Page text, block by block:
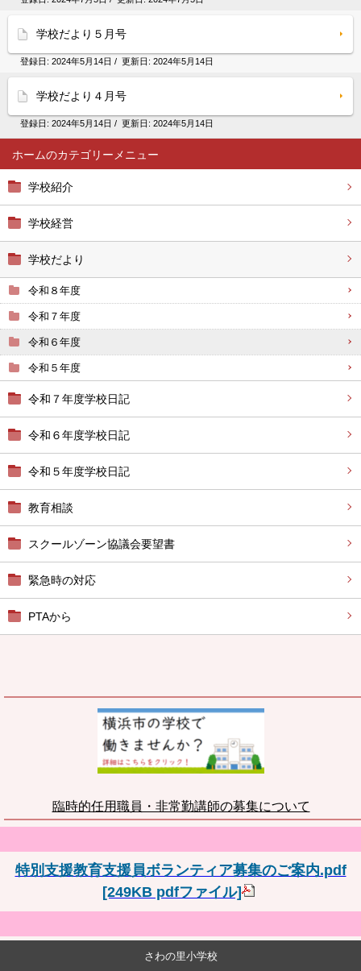
ホーム
学校紹介
学校経営
学校だより
令和８年度
令和７年度
令和６年度
令和５年度
令和７年度学校日記
令和６年度学校日記
令和５年度学校日記
教育相談
スクールゾーン協議会要望書
緊急時の対応
PTAから
臨時的任用職員・非常勤講師の募集について
特別支援教育支援員ボランティア募集のご案内.pdf
[249KB pdfファイル]
学校だより５月号
登録日: 2024年5月14日 / 更新日: 2024年5月14日
学校だより４月号
登録日: 2024年5月14日 / 更新日: 2024年5月14日
さわの里小学校